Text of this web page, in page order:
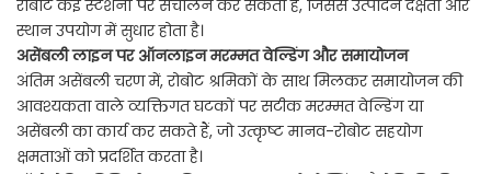
रोबोट कई स्टेशनों पर संचालन कर सकता है, जिससे उत्पादन दक्षता और
स्थान उपयोग में सुधार होता है।
असेंबली लाइन पर ऑनलाइन मरम्मत वेल्डिंग और समायोजन
अंतिम असेंबली चरण में, रोबोट श्रमिकों के साथ मिलकर समायोजन की
आवश्यकता वाले व्यक्तिगत घटकों पर सटीक मरम्मत वेल्डिंग या
असेंबली का कार्य कर सकते हैं, जो उत्कृष्ट मानव-रोबोट सहयोग
क्षमताओं को प्रदर्शित करता है।